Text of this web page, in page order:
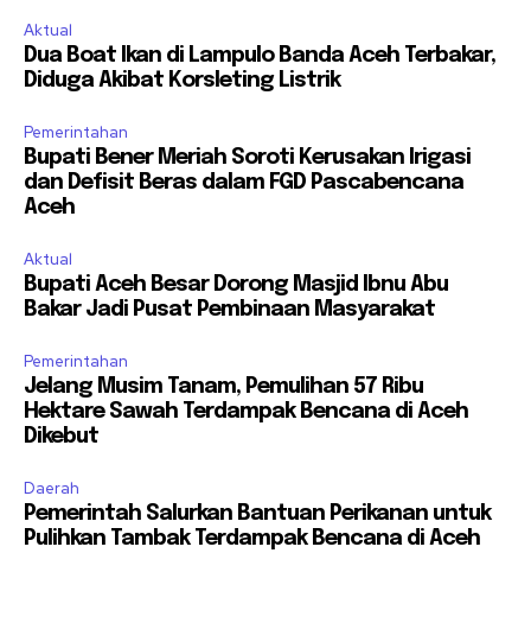
Aktual
Dua Boat Ikan di Lampulo Banda Aceh Terbakar,
Diduga Akibat Korsleting Listrik
Pemerintahan
Bupati Bener Meriah Soroti Kerusakan Irigasi
dan Defisit Beras dalam FGD Pascabencana
Aceh
Aktual
Bupati Aceh Besar Dorong Masjid Ibnu Abu
Bakar Jadi Pusat Pembinaan Masyarakat
Pemerintahan
Jelang Musim Tanam, Pemulihan 57 Ribu
Hektare Sawah Terdampak Bencana di Aceh
Dikebut
Daerah
Pemerintah Salurkan Bantuan Perikanan untuk
Pulihkan Tambak Terdampak Bencana di Aceh